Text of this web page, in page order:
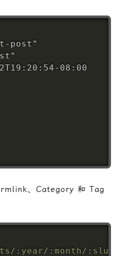
post"
08:00
、Category 和 Tag
:year/:month/